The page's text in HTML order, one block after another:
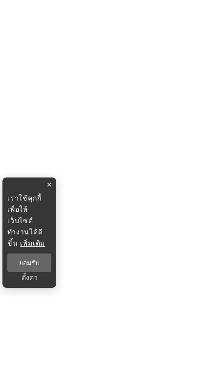
×
เราใช้คุกกี้
เพื่อให้
เว็บไซต์
ทำงานได้ดี
ขึ้น เพิ่มเติม
ยอมรับ
ตั้งค่า